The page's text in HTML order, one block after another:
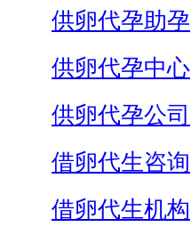
供卵代孕助孕
供卵代孕中心
供卵代孕公司
借卵代生咨询
借卵代生机构